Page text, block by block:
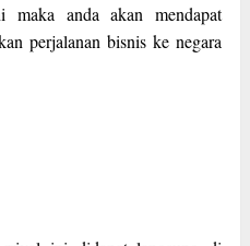
anda akan mendapat
perjalanan bisnis ke negara